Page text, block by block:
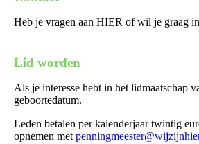
Heb je vragen aan HIER of wil je graag
Lid worden
Als je interesse hebt in het lidmaatschap
geboortedatum.
Leden betalen per kalenderjaar twintig
opnemen met